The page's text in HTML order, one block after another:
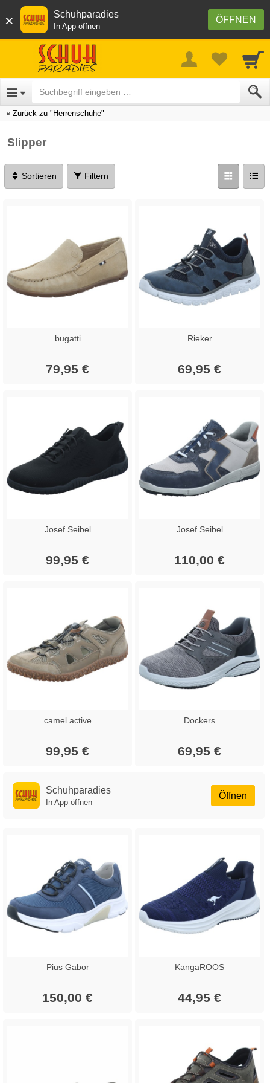
× ÖFFNEN
Schuhparadies
In App öffnen
Zurück zu "Herrenschuhe"
Slipper
Sortieren Filtern
bugatti
79,95 €
Rieker
69,95 €
Josef Seibel
99,95 €
Josef Seibel
110,00 €
camel active
99,95 €
Dockers
69,95 €
Öffnen
Schuhparadies
In App öffnen
Pius Gabor
150,00 €
KangaROOS
44,95 €